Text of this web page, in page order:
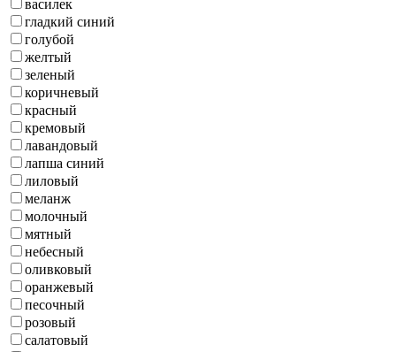
василек
гладкий синий
голубой
желтый
зеленый
коричневый
красный
кремовый
лавандовый
лапша синий
лиловый
меланж
молочный
мятный
небесный
оливковый
оранжевый
песочный
розовый
салатовый